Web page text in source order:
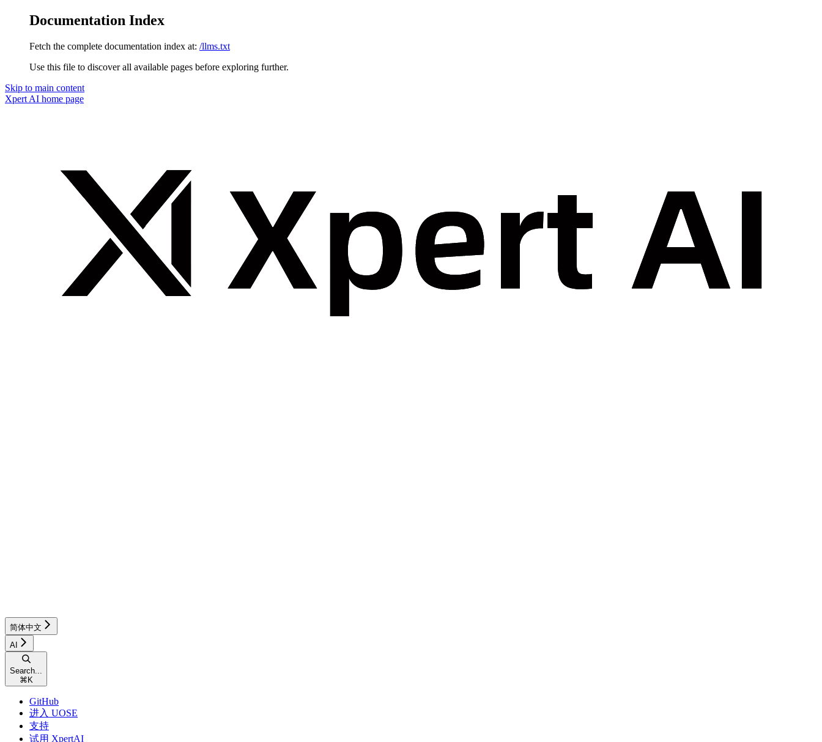
Documentation Index
Fetch the complete documentation index at: /llms.txt
Use this file to discover all available pages before exploring further.
Skip to main content
Xpert AI home page
简体中文
AI
Search...
⌘ K
GitHub
进入 UOSE
支持
试用 XpertAI